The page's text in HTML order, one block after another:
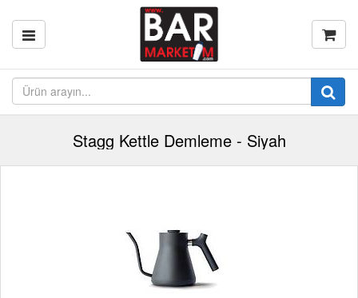
Stagg Kettle Demleme - Siyah